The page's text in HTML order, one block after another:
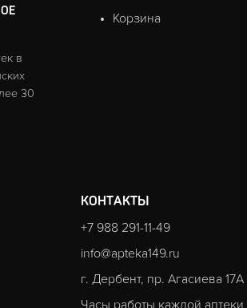
в
30
Корзина
КОНТАКТЫ
+7 988 291-11-49
info@apteka149.ru
г. Дербент, пр. Агасиева 17А
Часы работы каждой аптеки